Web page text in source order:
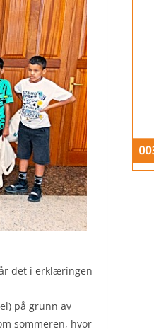
det i erklæringen
på grunn av
sommeren, hvor